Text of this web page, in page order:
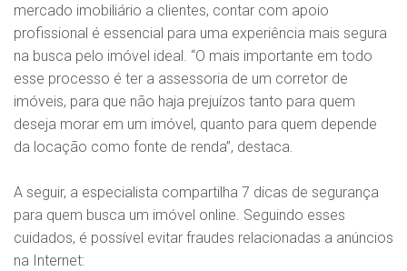
mercado imobiliário a clientes, contar com apoio
profissional é essencial para uma experiência mais segura
na busca pelo imóvel ideal. “O mais importante em todo
esse processo é ter a assessoria de um corretor de
imóveis, para que não haja prejuízos tanto para quem
deseja morar em um imóvel, quanto para quem depende
da locação como fonte de renda”, destaca.
A seguir, a especialista compartilha 7 dicas de segurança
para quem busca um imóvel online. Seguindo esses
cuidados, é possível evitar fraudes relacionadas a anúncios
na Internet: